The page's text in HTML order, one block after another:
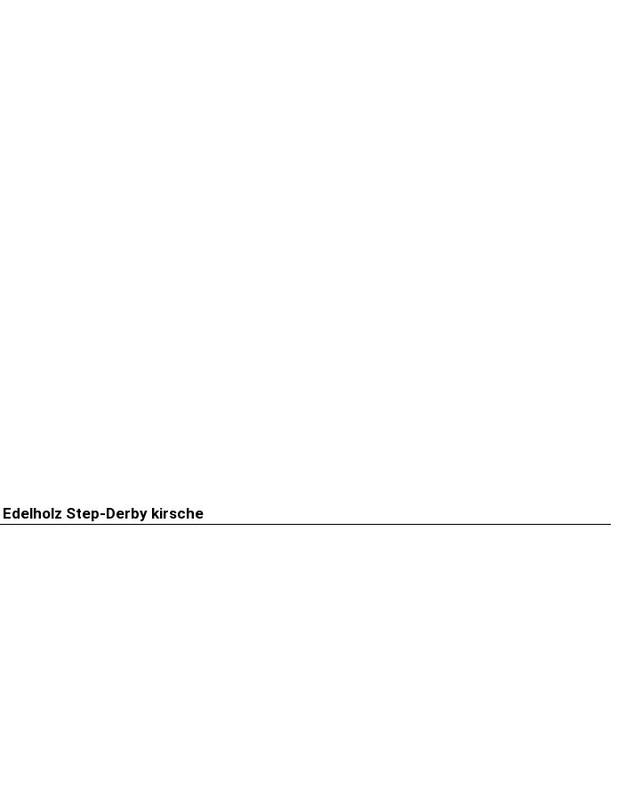
Edelholz Step-Derby kirsche